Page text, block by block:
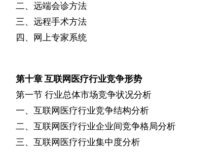
二、远端会诊方法
三、远程手术方法
四、网上专家系统
第十章互联网医疗行业竞争形势
第一节 行业总体市场竞争状况分析
一、互联网医疗行业竞争结构分析
二、互联网医疗行业企业间竞争格局分析
三、互联网医疗行业集中度分析